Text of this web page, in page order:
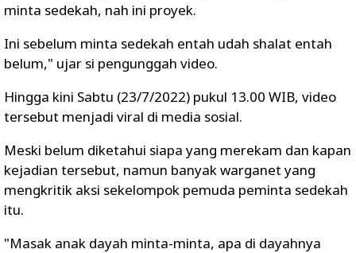
minta sedekah, nah ini proyek.
Ini sebelum minta sedekah entah udah shalat entah
belum," ujar si pengunggah video.
Hingga kini Sabtu (23/7/2022) pukul 13.00 WIB, video
tersebut menjadi viral di media sosial.
Meski belum diketahui siapa yang merekam dan kapan
kejadian tersebut, namun banyak warganet yang
mengkritik aksi sekelompok pemuda peminta sedekah
itu.
"Masak anak dayah minta-minta, apa di dayahnya